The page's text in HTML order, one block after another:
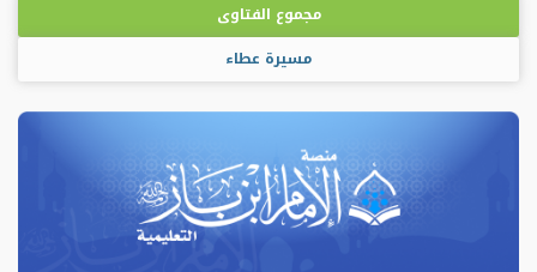
مجموع الفتاوى
مسيرة عطاء